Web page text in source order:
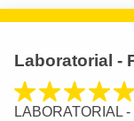
Laboratorial -
LABORATORIAL